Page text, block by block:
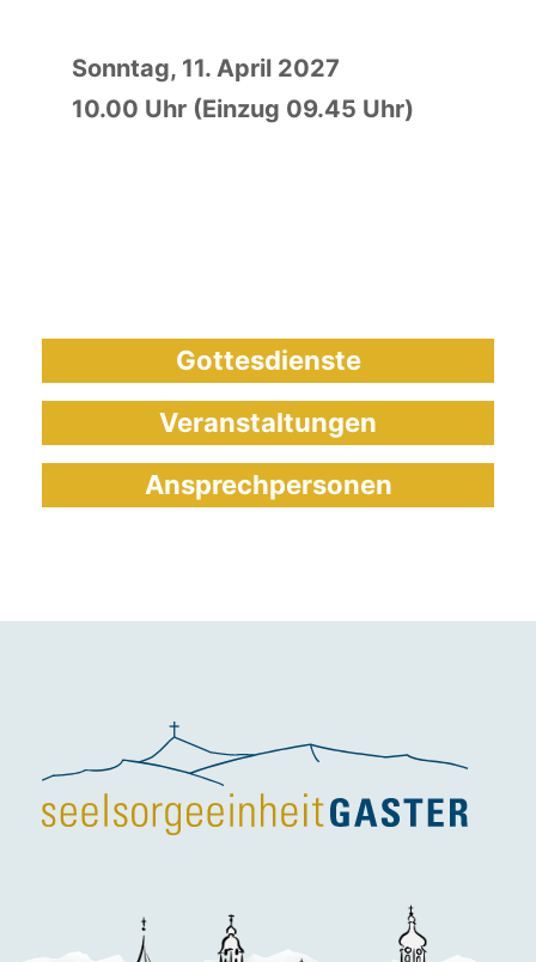
Sonntag, 11. April 2027
10.00 Uhr (Einzug 09.45 Uhr)
Gottesdienste
Veranstaltungen
Ansprechpersonen